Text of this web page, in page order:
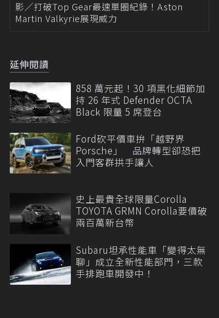
影／打破Top Gear最速單圈紀錄！Aston
Martin Valkyrie展現威力
延伸閱讀
858 萬元起！30 項黑化細節加
持 26 年式 Defender OCTA
Black 限量 5 席登台
Ford砍平價車拚「越野界
Porsche」 品牌轉型卻恐把
入門客群拱手讓人
史上最貴全球限量Corolla
TOYOTA GRMN Corolla要價破
兩百萬新台幣
Subaru坦承性能車「變得太無
聊」成立全新性能部門，三款
手排跑車開發中！